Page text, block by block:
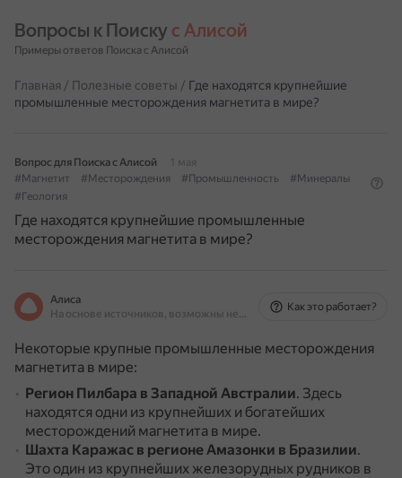
Вопросы к Поиску с Алисой
Примеры ответов Поиска с Алисой
Главная / Полезные советы / Где находятся крупнейшие
промышленные месторождения магнетита в мире?
Вопрос для Поиска с Алисой
1 мая
#Магнетит
#Месторождения #Промышленность
#Минералы
#Геология
Где находятся крупнейшие промышленные
месторождения магнетита в мире?
Алиса
На основе источников, возможны неточности
Как это работает?
Некоторые крупные промышленные месторождения
магнетита в мире:
Регион Пилбара в Западной Австралии. Здесь
находятся одни из крупнейших и богатейших
месторождений магнетита в мире.
Шахта Каражас в регионе Амазонки в Бразилии.
Это один из крупнейших железорудных рудников в